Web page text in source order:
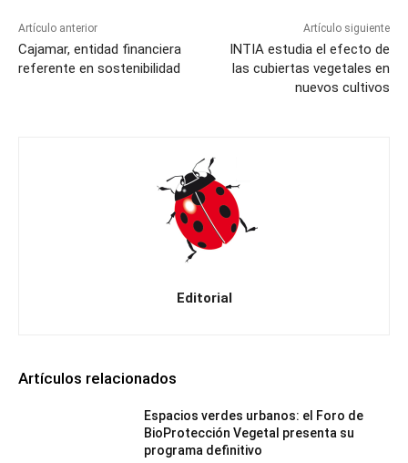
Artículo anterior
Cajamar, entidad financiera
referente en sostenibilidad
Artículo siguiente
INTIA estudia el efecto de
las cubiertas vegetales en
nuevos cultivos
Editorial
Artículos relacionados
Espacios verdes urbanos: el Foro de
BioProtección Vegetal presenta su
programa definitivo